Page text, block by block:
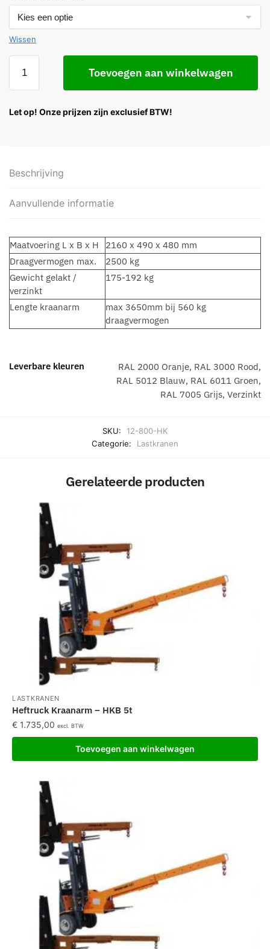
Wissen
Toevoegen aan winkelwagen
Let op! Onze prijzen zijn exclusief BTW!
Beschrijving
Aanvullende informatie
Maatvoering L x B x H
2160 x 490 x 480 mm
Draagvermogen max.
2500 kg
Gewicht gelakt /
verzinkt
175-192 kg
Lengte kraanarm
max 3650mm bij 560 kg
draagvermogen
Leverbare kleuren
RAL 2000 Oranje, RAL 3000 Rood,
RAL 5012 Blauw, RAL 6011 Groen,
RAL 7005 Grijs, Verzinkt
SKU:
12-800-HK
Categorie:
Lastkranen
Gerelateerde producten
LASTKRANEN
Heftruck Kraanarm – HKB 5t
€ 1.735,00 excl. BTW
Toevoegen aan winkelwagen